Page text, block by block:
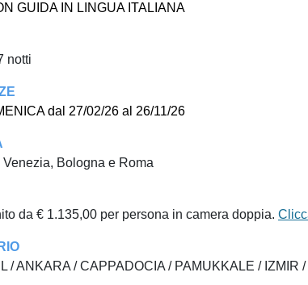
GUIDA IN LINGUA ITALIANA
notti
dal 27/02/26 al 26/11/26
Venezia, Bologna e Roma
da € 1.135,00 per persona in camera doppia.
/ ANKARA / CAPPADOCIA / PAMUKKALE / IZMIR